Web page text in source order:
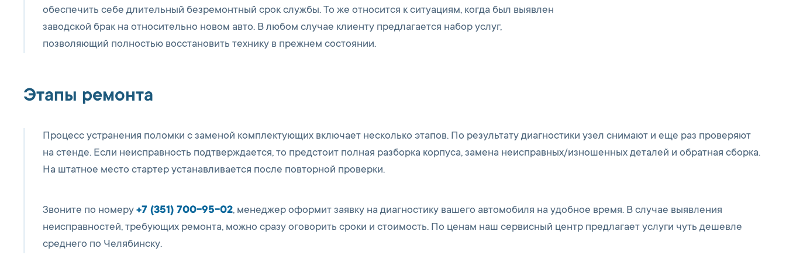
обеспечить себе длительный безремонтный срок службы. То же относится к ситуациям, когда был выявлен
заводской брак на относительно новом авто. В любом случае клиенту предлагается набор услуг,
позволяющий полностью восстановить технику в прежнем состоянии.
Этапы ремонта
Процесс устранения поломки с заменой комплектующих включает несколько этапов. По результату диагностики узел снимают и еще раз проверяют
на стенде. Если неисправность подтверждается, то предстоит полная разборка корпуса, замена неисправных/изношенных деталей и обратная сборка.
На штатное место стартер устанавливается после повторной проверки.
Звоните по номеру +7 (351) 700-95-02, менеджер оформит заявку на диагностику вашего автомобиля на удобное время. В случае выявления
неисправностей, требующих ремонта, можно сразу оговорить сроки и стоимость. По ценам наш сервисный центр предлагает услуги чуть дешевле
среднего по Челябинску.